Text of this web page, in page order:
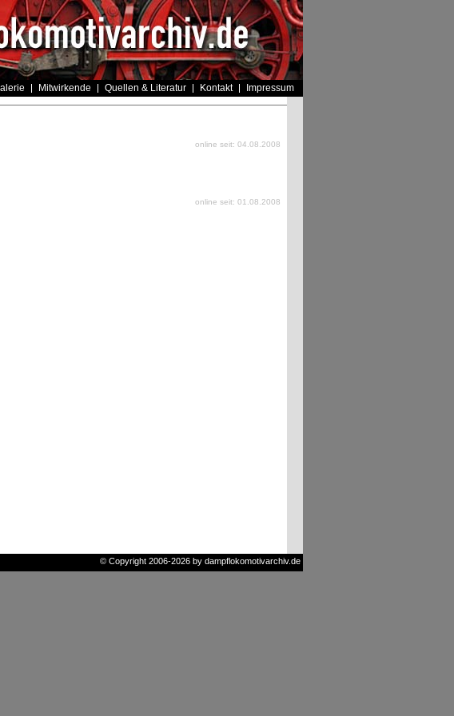
Mitwirkende Quellen & Literatur Kontakt Impressum
online seit: 04.08.2008
online seit: 01.08.2008
© Copyright 2006-2026 by dampflokomotivarchiv.de